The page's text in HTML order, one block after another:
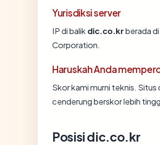
Yurisdiksi server
IP di balik dic.co.krberada
Corporation.
Haruskah Anda
Skor kami murni teknis.
cenderung berskor lebih
Posisi dic.co.kr